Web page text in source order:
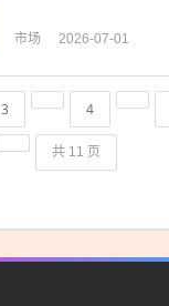
市场 2026-07-01
3 4
共 11 页